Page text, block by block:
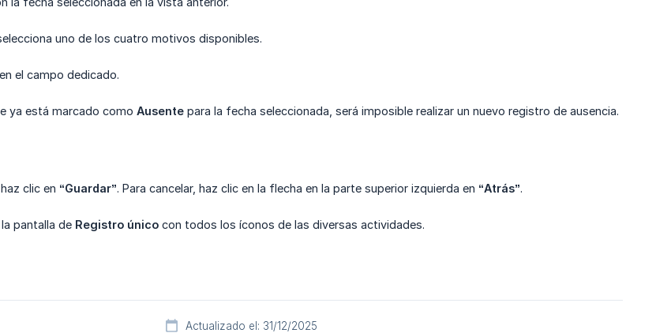
uno de los cuatro motivos disponibles.
el campo dedicado.
ya está marcado como Ausente para la fecha seleccionada, será imposible realizar un nuevo registro de ausencia.
clic en “Guardar”. Para cancelar, haz clic en la flecha en la parte superior izquierda en “Atrás”.
pantalla de Registro único con todos los íconos de las diversas actividades.
Actualizado el: 31/12/2025